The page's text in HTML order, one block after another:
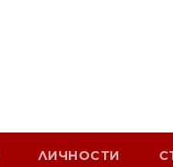
ЛИЧНОСТИ